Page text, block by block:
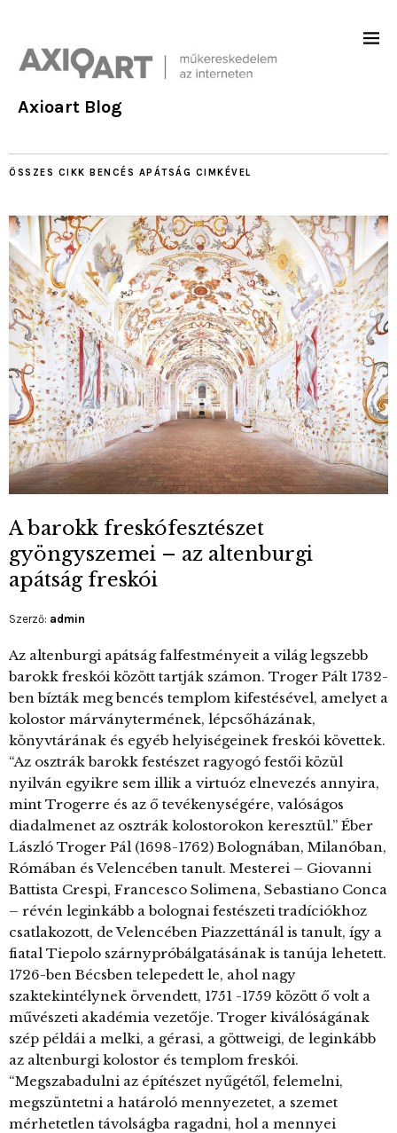
Axioart Blog
ÖSSZES CIKK BENCÉS APÁTSÁG CIMKÉVEL
A barokk freskófesztészet
gyöngyszemei – az altenburgi
apátság freskói
Szerző: admin
Az altenburgi apátság falfestményeit a világ legszebb
barokk freskói között tartják számon. Troger Pált 1732-
ben bízták meg bencés templom kifestésével, amelyet a
kolostor márványtermének, lépcsőházának,
könyvtárának és egyéb helyiségeinek freskói követtek.
“Az osztrák barokk festészet ragyogó festői közül
nyilván egyikre sem illik a virtuóz elnevezés annyira,
mint Trogerre és az ő tevékenységére, valóságos
diadalmenet az osztrák kolostorokon keresztül.” Éber
László Troger Pál (1698-1762) Bolognában, Milanóban,
Rómában és Velencében tanult. Mesterei – Giovanni
Battista Crespi, Francesco Solimena, Sebastiano Conca
– révén leginkább a bolognai festészeti tradíciókhoz
csatlakozott, de Velencében Piazzettánál is tanult, így a
fiatal Tiepolo szárnypróbálgatásának is tanúja lehetett.
1726-ben Bécsben telepedett le, ahol nagy
szaktekintélynek örvendett, 1751 -1759 között ő volt a
művészeti akadémia vezetője. Troger kiválóságának
szép példái a melki, a gérasi, a göttweigi, de leginkább
az altenburgi kolostor és templom freskói.
“Megszabadulni az építészet nyűgétől, felemelni,
megszüntetni a határoló mennyezetet, a szemet
mérhetetlen távolságba ragadni, hol a mennyei